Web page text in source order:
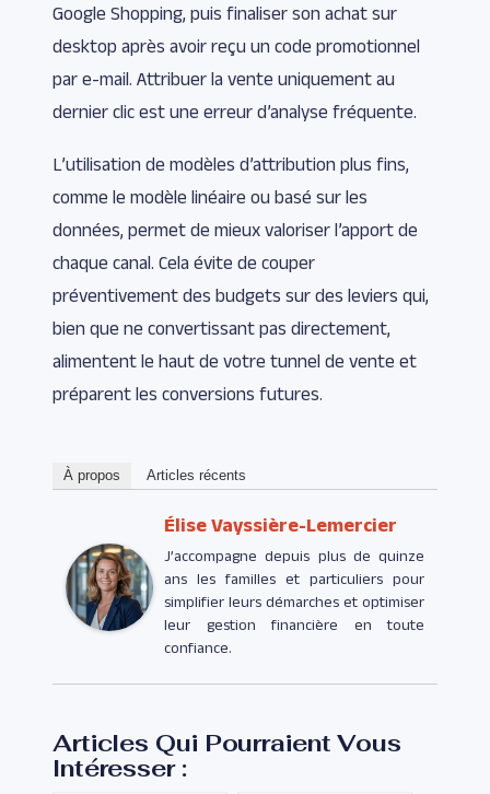
Google Shopping, puis finaliser son achat sur
desktop après avoir reçu un code promotionnel
par e-mail. Attribuer la vente uniquement au
dernier clic est une erreur d’analyse fréquente.
L’utilisation de modèles d’attribution plus fins,
comme le modèle linéaire ou basé sur les
données, permet de mieux valoriser l’apport de
chaque canal. Cela évite de couper
préventivement des budgets sur des leviers qui,
bien que ne convertissant pas directement,
alimentent le haut de votre tunnel de vente et
préparent les conversions futures.
À propos Articles récents
Élise Vayssière-Lemercier
J’accompagne depuis plus de quinze
ans les familles et particuliers pour
simplifier leurs démarches et optimiser
leur gestion financière en toute
confiance.
Articles Qui Pourraient Vous
Intéresser :